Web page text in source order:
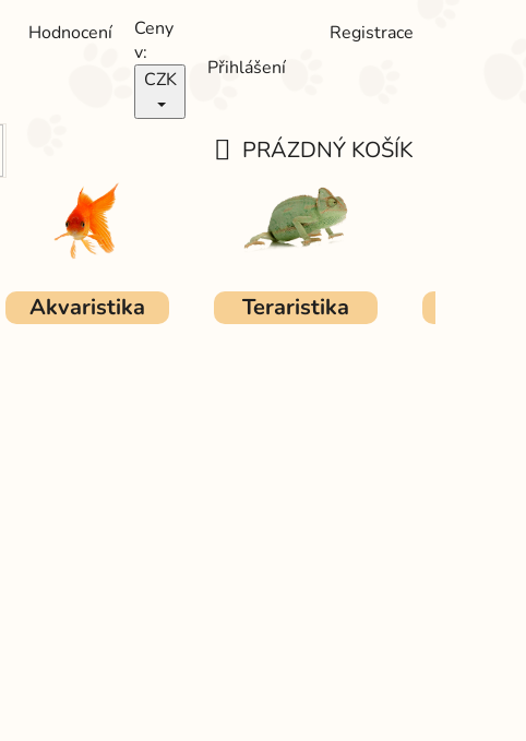
Hodnocení
Ceny
v:
CZK
Přihlášení
Registrace
KOŠÍK
PRÁZDNÝ KOŠÍK
Akvaristika Teraristika